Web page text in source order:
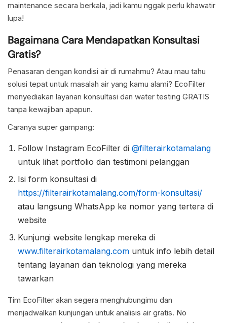
maintenance secara berkala, jadi kamu nggak perlu khawatir
lupa!
Bagaimana Cara Mendapatkan Konsultasi
Gratis?
Penasaran dengan kondisi air di rumahmu? Atau mau tahu
solusi tepat untuk masalah air yang kamu alami? EcoFilter
menyediakan layanan konsultasi dan water testing GRATIS
tanpa kewajiban apapun.
Caranya super gampang:
Follow Instagram EcoFilter di @filterairkotamalang
untuk lihat portfolio dan testimoni pelanggan
Isi form konsultasi di
https://filterairkotamalang.com/form-konsultasi/
atau langsung WhatsApp ke nomor yang tertera di
website
Kunjungi website lengkap mereka di
www.filterairkotamalang.com untuk info lebih detail
tentang layanan dan teknologi yang mereka
tawarkan
Tim EcoFilter akan segera menghubungimu dan
menjadwalkan kunjungan untuk analisis air gratis. No